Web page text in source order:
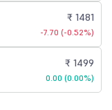
₹ 1481
-7.70 (-0.52%)
₹ 1499
0.00 (0.00%)